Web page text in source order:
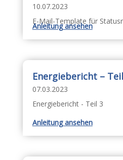
10.07.2023
E-Mail-Template für
Anleitung ansehen
Energiebericht –
07.03.2023
Energiebericht - Teil 3
Anleitung ansehen